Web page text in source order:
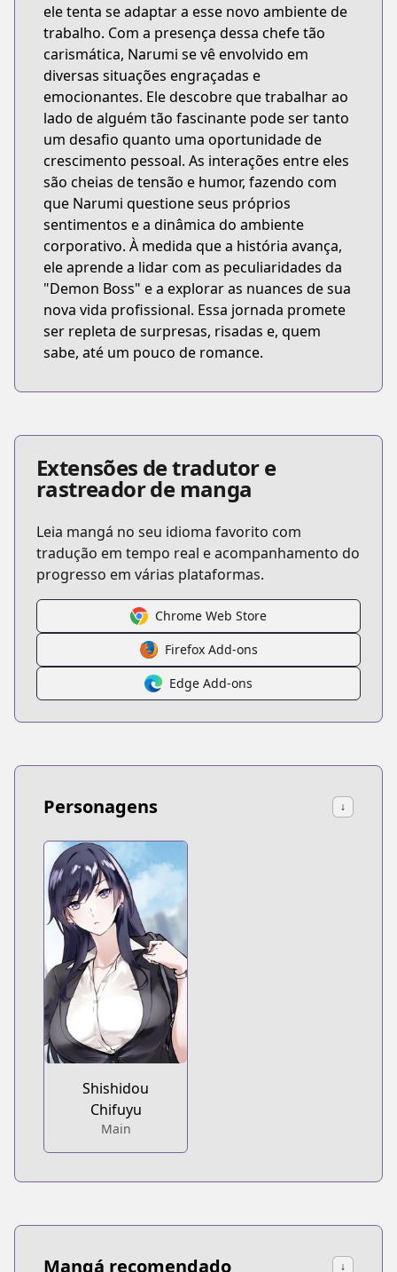
ele tenta se adaptar a esse novo ambiente de
trabalho. Com a presença dessa chefe tão
carismática, Narumi se vê envolvido em
diversas situações engraçadas e
emocionantes. Ele descobre que trabalhar ao
lado de alguém tão fascinante pode ser tanto
um desafio quanto uma oportunidade de
crescimento pessoal. As interações entre eles
são cheias de tensão e humor, fazendo com
que Narumi questione seus próprios
sentimentos e a dinâmica do ambiente
corporativo. À medida que a história avança,
ele aprende a lidar com as peculiaridades da
"Demon Boss" e a explorar as nuances de sua
nova vida profissional. Essa jornada promete
ser repleta de surpresas, risadas e, quem
sabe, até um pouco de romance.
Extensões de tradutor e
rastreador de manga
Leia mangá no seu idioma favorito com
tradução em tempo real e acompanhamento do
progresso em várias plataformas.
Chrome Web Store
Firefox Add-ons
Edge Add-ons
Personagens ↓
Shishidou
Chifuyu
Main
Mangá recomendado ↓